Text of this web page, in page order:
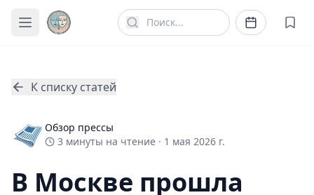
К списку статей
Обзор прессы
3 минуты на чтение · 1 мая 2026 г.
В Москве прошла